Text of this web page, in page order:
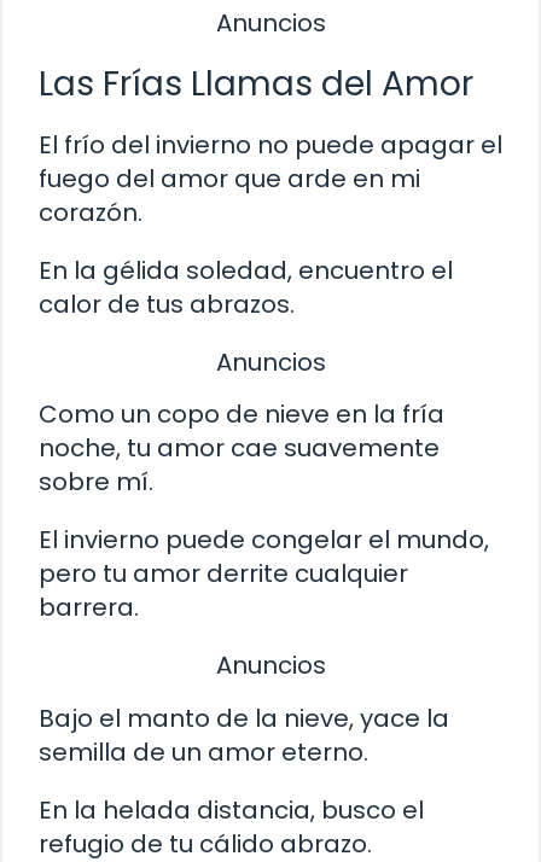
Anuncios
Las Frías Llamas del Amor
El frío del invierno no puede apagar el
fuego del amor que arde en mi
corazón.
En la gélida soledad, encuentro el
calor de tus abrazos.
Anuncios
Como un copo de nieve en la fría
noche, tu amor cae suavemente
sobre mí.
El invierno puede congelar el mundo,
pero tu amor derrite cualquier
barrera.
Anuncios
Bajo el manto de la nieve, yace la
semilla de un amor eterno.
En la helada distancia, busco el
refugio de tu cálido abrazo.